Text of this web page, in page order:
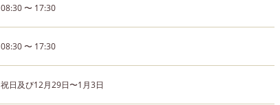
08:30 〜 17:30
08:30 〜 17:30
祝日及び12月29日〜1月3日